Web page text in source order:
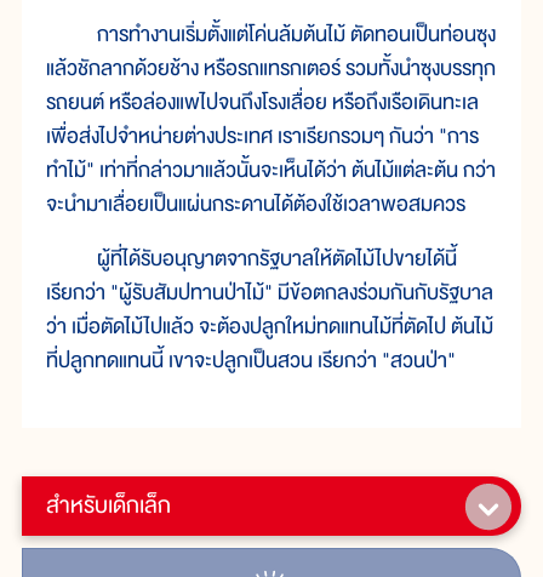
สำหรับเด็กเล็ก
การทำงานเริ่มตั้งแต่โค่นล้มต้นไม้ ตัดทอนเป็นท่อนซุง
แล้วชักลากด้วยช้าง หรือรถแทรกเตอร์ รวมทั้งนำซุงบรรทุก
รถยนต์ หรือล่องแพไปจนถึงโรงเลื่อย หรือถึงเรือเดินทะเล
เพื่อส่งไปจำหน่ายต่างประเทศ เราเรียกรวมๆ กันว่า "การ
ทำไม้" เท่าที่กล่าวมาแล้วนั้นจะเห็นได้ว่า ต้นไม้แต่ละต้น กว่า
จะนำมาเลื่อยเป็นแผ่นกระดานได้ต้องใช้เวลาพอสมควร
ผู้ที่ได้รับอนุญาตจากรัฐบาลให้ตัดไม้ไปขายได้นี้
เรียกว่า "ผู้รับสัมปทานป่าไม้" มีข้อตกลงร่วมกันกับรัฐบาล
ว่า เมื่อตัดไม้ไปแล้ว จะต้องปลูกใหม่ทดแทนไม้ที่ตัดไป ต้นไม้
ที่ปลูกทดแทนนี้ เขาจะปลูกเป็นสวน เรียกว่า "สวนป่า"